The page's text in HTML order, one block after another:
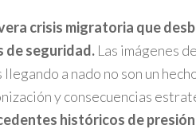
crisis migratoria que
de seguridad. Las imágenes
a nado no son un
y consecuencias
históricos de